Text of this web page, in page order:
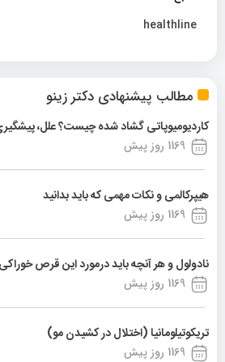
مطالب پیشنهادی دکتر زینو
کاردیومیوپاتی گشاد شده چیست؟ علل،
1169 روز پیش
هیپرکالمی و نکات مهمی که باید بدانید
1169 روز پیش
نادولول و هر آنچه باید درمورد این قرص
1169 روز پیش
تریکوتیلومانیا (اختلال در کشیدن مو)
1169 روز پیش
healthline